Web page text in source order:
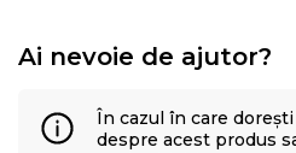
Ai nevoie de ajutor?
În cazul în care
despre acest produs